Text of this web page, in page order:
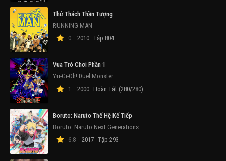
Thử Thách Thần Tượng
RUNNING MAN
0
2010 Tập 804
Vua Trò Chơi Phần 1
Yu-Gi-Oh! Duel Monster
1
2000 Hoàn Tất (280/280)
Boruto: Naruto Thế Hệ Kế Tiếp
Boruto: Naruto Next Generations
6.8
2017 Tập 293